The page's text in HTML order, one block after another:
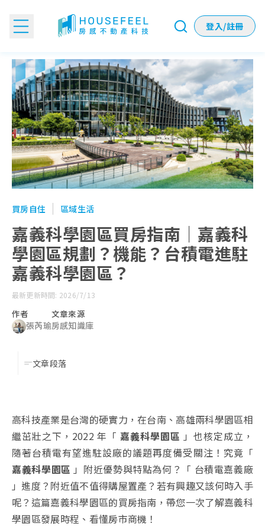
登入/註冊
嘉義科學園區買房指南｜嘉義科學園區規劃？機能？台積電進
買房自住 區域生活
嘉義科學園區買房指南｜嘉義科
學園區規劃？機能？台積電進駐
嘉義科學園區？
最新更新時間: 2026/7/13
作者
張芮瑜
文章來源
房感知識庫
文章段落
高科技產業是台灣的硬實力，在台南、高雄兩科學園區相
繼茁壯之下，2022 年「 嘉義科學園區 」也核定成立，
隨著台積電有望進駐設廠的議題再度備受關注！究竟「
嘉義科學園區 」附近優勢與特點為何？「 台積電嘉義廠
」進度？附近值不值得購屋置產？若有興趣又該何時入手
呢？這篇嘉義科學園區的買房指南，帶您一次了解嘉義科
學園區發展時程、看懂房市商機！